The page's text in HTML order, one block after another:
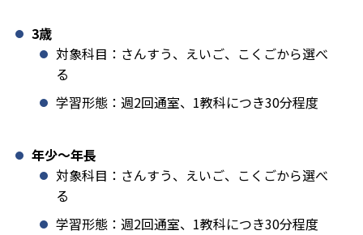
3歳
対象科目：さんすう、えいご、こくごから選べ
る
学習形態：週2回通室、1教科につき30分程度
年少〜年長
対象科目：さんすう、えいご、こくごから選べ
る
学習形態：週2回通室、1教科につき30分程度